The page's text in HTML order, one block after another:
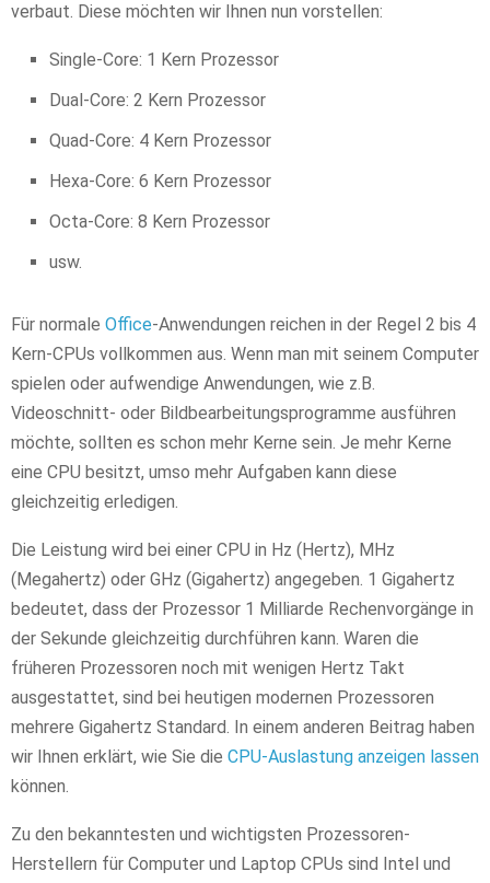
verbaut. Diese möchten wir Ihnen nun vorstellen:
Single-Core: 1 Kern Prozessor
Dual-Core: 2 Kern Prozessor
Quad-Core: 4 Kern Prozessor
Hexa-Core: 6 Kern Prozessor
Octa-Core: 8 Kern Prozessor
usw.
Für normale Office-Anwendungen reichen in der Regel 2 bis 4
Kern-CPUs vollkommen aus. Wenn man mit seinem Computer
spielen oder aufwendige Anwendungen, wie z.B.
Videoschnitt- oder Bildbearbeitungsprogramme ausführen
möchte, sollten es schon mehr Kerne sein. Je mehr Kerne
eine CPU besitzt, umso mehr Aufgaben kann diese
gleichzeitig erledigen.
Die Leistung wird bei einer CPU in Hz (Hertz), MHz
(Megahertz) oder GHz (Gigahertz) angegeben. 1 Gigahertz
bedeutet, dass der Prozessor 1 Milliarde Rechenvorgänge in
der Sekunde gleichzeitig durchführen kann. Waren die
früheren Prozessoren noch mit wenigen Hertz Takt
ausgestattet, sind bei heutigen modernen Prozessoren
mehrere Gigahertz Standard. In einem anderen Beitrag haben
wir Ihnen erklärt, wie Sie die CPU-Auslastung anzeigen lassen
können.
Zu den bekanntesten und wichtigsten Prozessoren-
Herstellern für Computer und Laptop CPUs sind Intel und